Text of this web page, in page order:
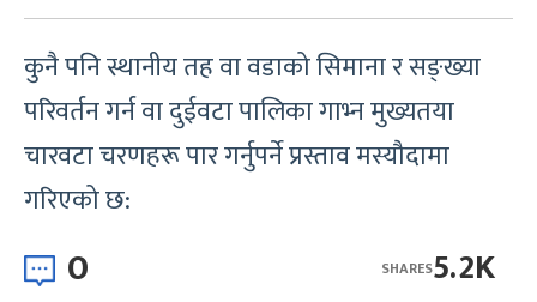
कुनै पनि स्थानीय तह वा वडाको सिमाना र सङ्ख्या
परिवर्तन गर्न वा दुईवटा पालिका गाभ्न मुख्यतया
चारवटा चरणहरू पार गर्नुपर्ने प्रस्ताव मस्यौदामा
गरिएको छ:
0 5.2K
SHARES